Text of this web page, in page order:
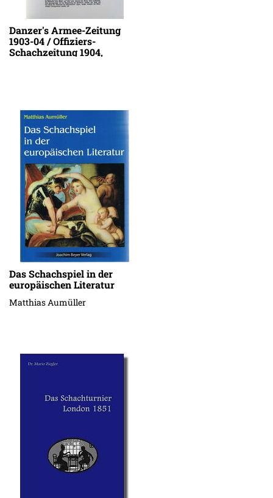
Danzer's Armee-Zeitung
1903-04 / Offiziers-
Schachzeitung 1904,
Das Schachspiel in der
europäischen Literatur
Matthias Aumüller